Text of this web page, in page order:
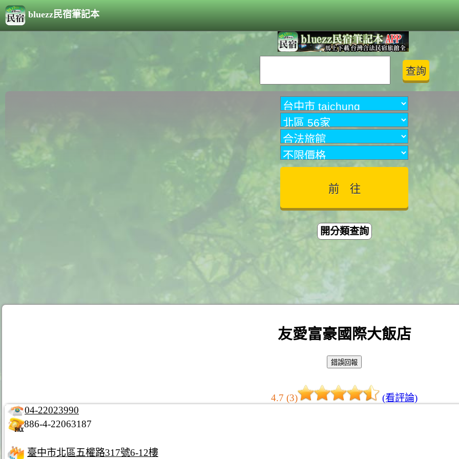
bluezz民宿筆記本
開分類查詢
友愛富豪國際大飯店
4.7 (3)
(看評論)
04-22023990
886-4-22063187
臺中市北區五權路317號6-12樓